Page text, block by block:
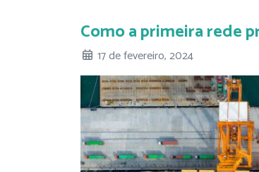
Como a primeira rede
17 de fevereiro, 2024